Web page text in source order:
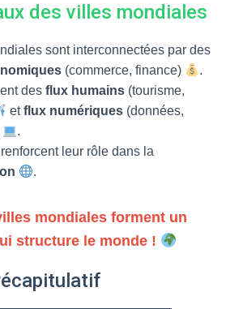
des villes mondiales
sont interconnectées par des
(commerce, finance)
.
des flux humains (tourisme,
etflux numériques (données,
.
leur rôle dans la
.
mondiales forment un
structure le monde !